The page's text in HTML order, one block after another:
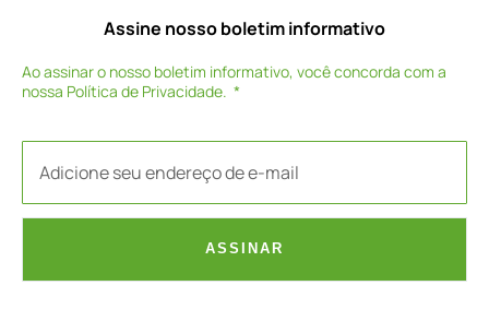
Assine nosso boletim informativo
Ao assinar o nosso boletim informativo, você concorda com a
nossa Política de Privacidade.
ASSINAR